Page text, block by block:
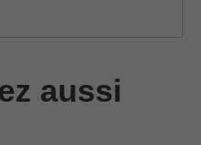
aussi